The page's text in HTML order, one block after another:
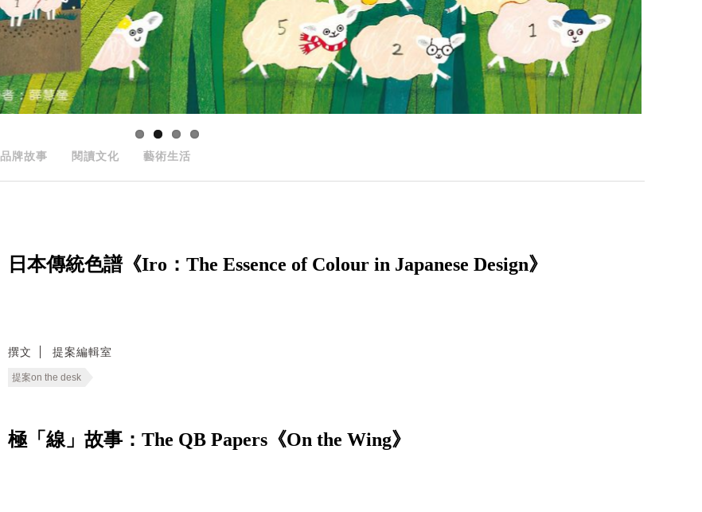
品牌故事 閱讀文化 藝術生活
日本傳統色譜《Iro：The Essence of Colour in Japanese Design》
撰文 提案編輯室
提案on the desk
極「線」故事：The QB Papers《On the Wing》